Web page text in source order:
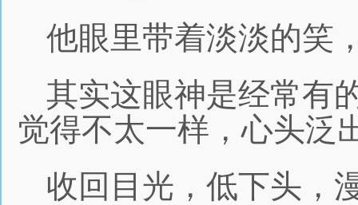
他眼里带着淡淡的笑
其实这眼神是经常有
觉得不太一样，心头泛
收回目光，低下头，